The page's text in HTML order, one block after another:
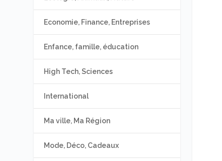
Economie, Finance, Entreprises
Enfance, famille, éducation
High Tech, Sciences
International
Ma ville, Ma Région
Mode, Déco, Cadeaux